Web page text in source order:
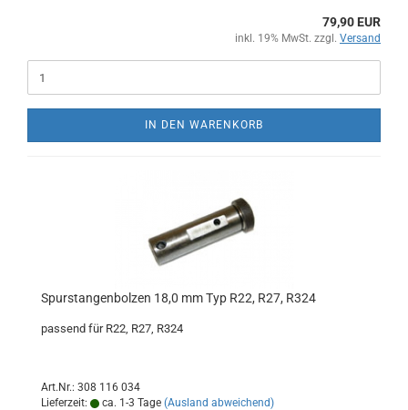
79,90 EUR
inkl. 19% MwSt. zzgl. Versand
IN DEN WARENKORB
Spurstangenbolzen 18,0 mm Typ R22, R27, R324
passend für R22, R27, R324
Art.Nr.: 308 116 034
Lieferzeit:
ca. 1-3 Tage (Ausland abweichend)